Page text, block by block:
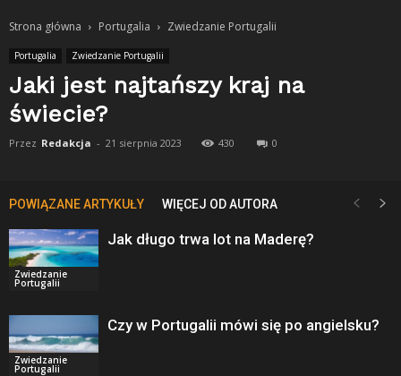
Strona główna Portugalia Zwiedzanie Portugalii
Portugalia Zwiedzanie Portugalii
Jaki jest najtańszy kraj na
świecie?
Przez Redakcja - 21 sierpnia 2023 430 0
POWIĄZANE ARTYKUŁY WIĘCEJ OD AUTORA
Zwiedzanie
Portugalii
Jak długo trwa lot na Maderę?
Zwiedzanie
Portugalii
Czy w Portugalii mówi się po angielsku?